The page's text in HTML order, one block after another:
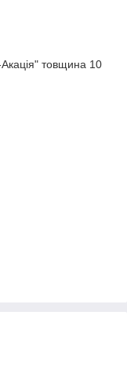
товщина 10